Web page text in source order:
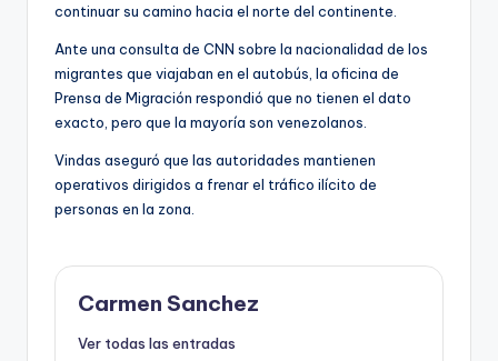
continuar su camino hacia el norte del continente.
Ante una consulta de CNN sobre la nacionalidad de los
migrantes que viajaban en el autobús, la oficina de
Prensa de Migración respondió que no tienen el dato
exacto, pero que la mayoría son venezolanos.
Vindas aseguró que las autoridades mantienen
operativos dirigidos a frenar el tráfico ilícito de
personas en la zona.
Carmen Sanchez
Ver todas las entradas